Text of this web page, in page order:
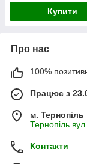
Купити
Про нас
100%
Працює з
м. Тернопіль
Тернопіль
Контакти